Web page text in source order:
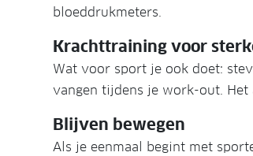
bloeddrukmeters.
Krachttraining voor
Wat voor sport je ook doet:
vangen tijdens je work-out. Het
Blijven bewegen
Als je eenmaal begint met